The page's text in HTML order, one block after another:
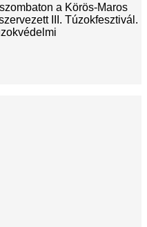
a Körös-Maros
III. Túzokfesztivál.